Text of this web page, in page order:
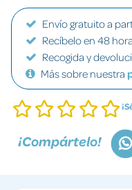
Envío gratuito a
Recíbelo en 48
Recogida y
Más sobre nuestra
¡Compártelo!